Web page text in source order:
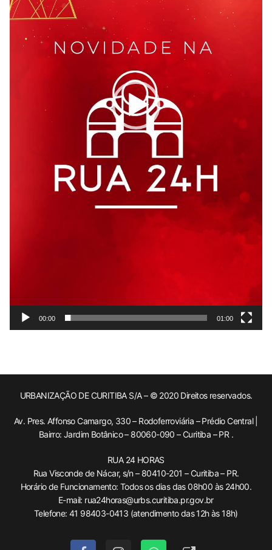
00:00 01:00
URBANIZAÇÃO DE CURITIBA S/A – © 2020 Direitos reservados.
Av. Pres. Affonso Camargo, 330 – Rodoferroviária – Prédio Central |
Bairro: Jardim Botânico – 80060-090 – Curitiba – PR .
RUA 24 HORAS
Rua Visconde de Nácar, s/n – 80410-201 – Curitiba – PR.
Horário de Funcionamento: Todos os dias das 08h00 às 24h00.
E-mail: rua24horas@urbs.curitiba.pr.gov.br
Telefone: 41 98403-0413 (atendimento das 12h às 18h)